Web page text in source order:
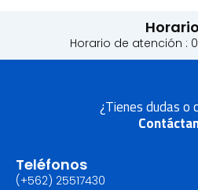
Horario de atención :
¿Tienes dudas o
Teléfonos
(+562) 25517430‬